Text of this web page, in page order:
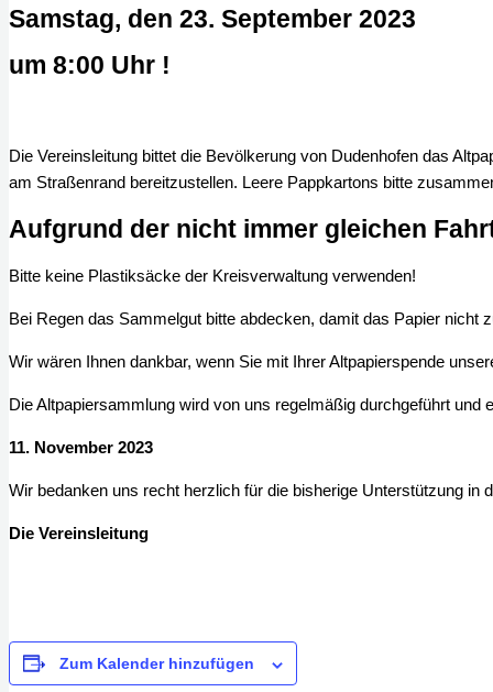
Samstag, den 23. September 2023
um 8:00 Uhr !
Die Vereinsleitung bittet die Bevölkerung von Dudenhofen das
am Straßenrand bereitzustellen. Leere Pappkartons bitte
Aufgrund der nicht immer gleichen
Bitte keine Plastiksäcke der Kreisverwaltung verwenden!
Bei Regen das Sammelgut bitte abdecken, damit das Papier nicht
Wir wären Ihnen dankbar, wenn Sie mit Ihrer Altpapierspende
Die Altpapiersammlung wird von uns regelmäßig durchgeführt
11. November 2023
Wir bedanken uns recht herzlich für die bisherige Unterstützung in
Die Vereinsleitung
Zum Kalender hinzufügen